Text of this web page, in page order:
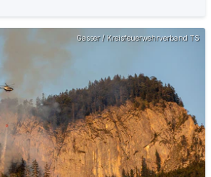
Gasser / Kreisfeuerwehrverband TS